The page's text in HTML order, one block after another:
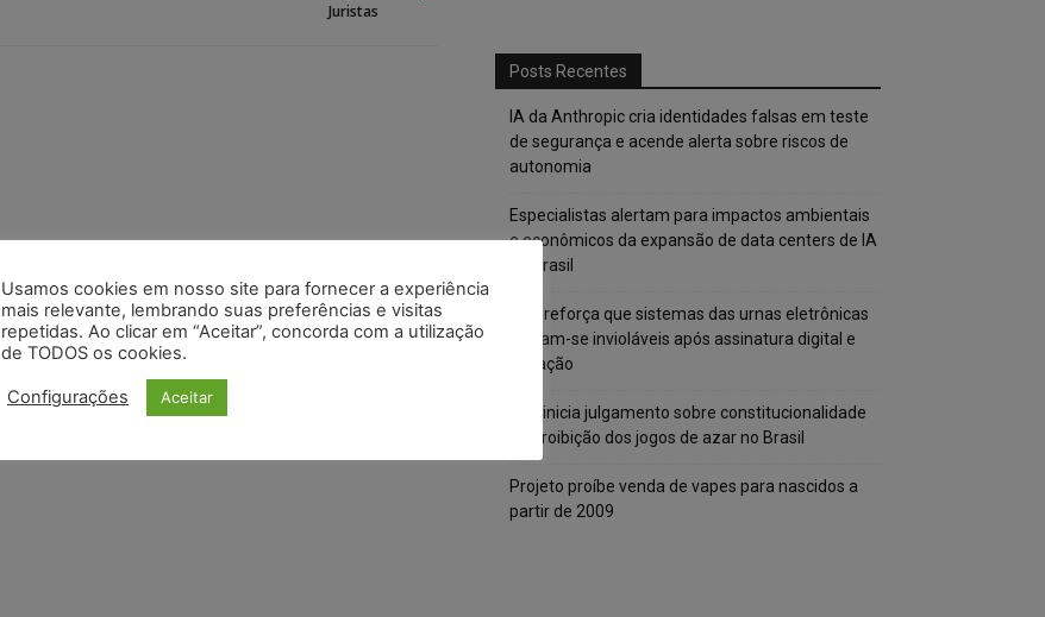
Juristas
Posts Recentes
IA da Anthropic cria identidades falsas em teste
de segurança e acende alerta sobre riscos de
autonomia
Especialistas alertam para impactos ambientais
e econômicos da expansão de data centers de IA
no Brasil
TSE reforça que sistemas das urnas eletrônicas
tornam-se invioláveis após assinatura digital e
lacração
STF inicia julgamento sobre constitucionalidade
da proibição dos jogos de azar no Brasil
Projeto proíbe venda de vapes para nascidos a
partir de 2009
Usamos cookies em nosso site para fornecer a experiência
mais relevante, lembrando suas preferências e visitas
repetidas. Ao clicar em “Aceitar”, concorda com a utilização
de TODOS os cookies.
Configurações Aceitar